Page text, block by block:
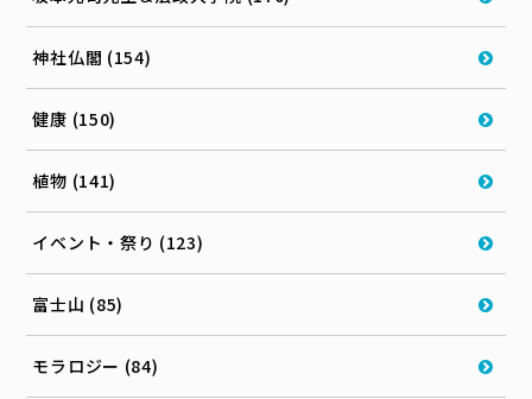
神社仏閣 (154)
健康 (150)
植物 (141)
イベント・祭り (123)
富士山 (85)
モラロジー (84)